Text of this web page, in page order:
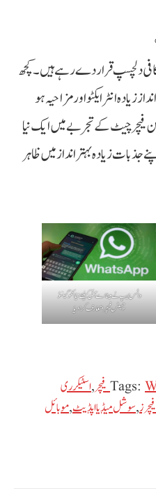
دلچسپ قرار دے رہے ہیں۔ کچھ
انٹرایکٹو اور مزاحیہ ہو
فیچر چیٹ کے تجربے میں ایک نیا
زیادہ بہتر انداز میں ظاہر
واٹس ایپ نے میٹا اے آئی کیلئے نیا انکوگینٹو
چیٹس فیچر متعارف کرا دیا
Tags:
,اسٹیکر ری
,سوشل میڈیا اپڈیٹ,موبائل